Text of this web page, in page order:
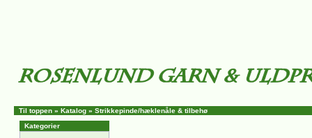
Til toppen » Katalog » Strikkepinde/hæklenåle & tilbehø
Kategorier